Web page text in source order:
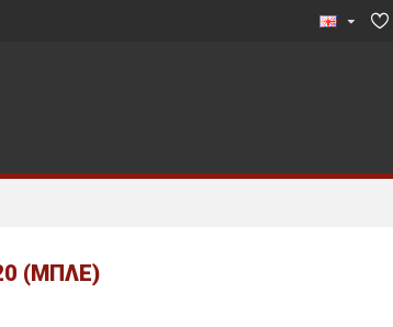
(ΜΠΛΕ)